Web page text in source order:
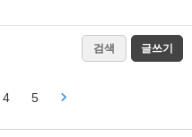
검색 글쓰기
4 5